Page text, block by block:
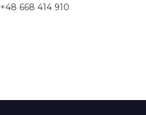
668 414 910